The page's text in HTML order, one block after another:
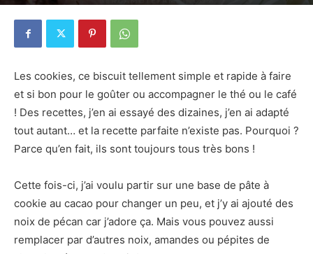
Les cookies, ce biscuit tellement simple et rapide à faire
et si bon pour le goûter ou accompagner le thé ou le café
! Des recettes, j’en ai essayé des dizaines, j’en ai adapté
tout autant… et la recette parfaite n’existe pas. Pourquoi ?
Parce qu’en fait, ils sont toujours tous très bons !
Cette fois-ci, j’ai voulu partir sur une base de pâte à
cookie au cacao pour changer un peu, et j’y ai ajouté des
noix de pécan car j’adore ça. Mais vous pouvez aussi
remplacer par d’autres noix, amandes ou pépites de